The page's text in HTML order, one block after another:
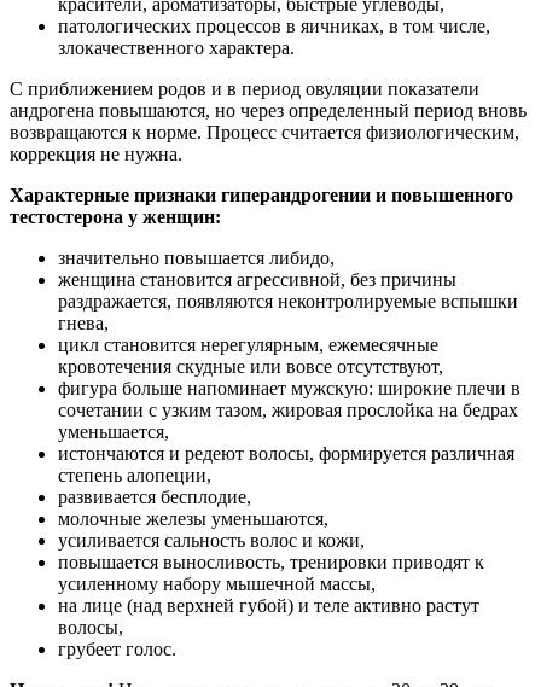
патологических процессов в яичниках, в том числе,
злокачественного характера.
С приближением родов и в период овуляции показатели
андрогена повышаются, но через определенный период вновь
возвращаются к норме. Процесс считается физиологическим,
коррекция не нужна.
Характерные признаки гиперандрогении и повышенного
тестостерона у женщин:
значительно повышается либидо,
женщина становится агрессивной, без причины
раздражается, появляются неконтролируемые вспышки
гнева,
цикл становится нерегулярным, ежемесячные
кровотечения скудные или вовсе отсутствуют,
фигура больше напоминает мужскую: широкие плечи в
сочетании с узким тазом, жировая прослойка на бедрах
уменьшается,
истончаются и редеют волосы, формируется различная
степень алопеции,
развивается бесплодие,
молочные железы уменьшаются,
усиливается сальность волос и кожи,
повышается выносливость, тренировки приводят к
усиленному набору мышечной массы,
на лице (над верхней губой) и теле активно растут
волосы,
грубеет голос.